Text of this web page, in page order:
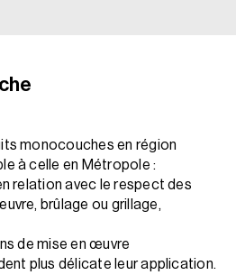
monocouches en région
à celle en Métropole :
relation avec le respect des
brûlage ou grillage,
de mise en œuvre
plus délicate leur application.